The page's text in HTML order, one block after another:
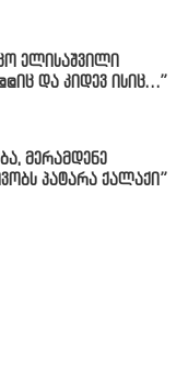
ელისაშვილი
და კიდევ ისიც…”
მერამდენე
პატარა ქალაქი”